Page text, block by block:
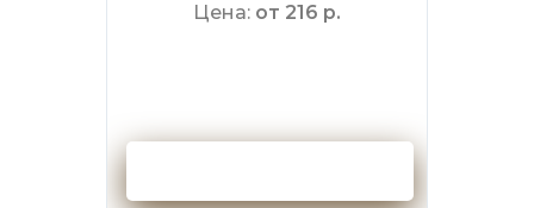
Цена: от 216 р.